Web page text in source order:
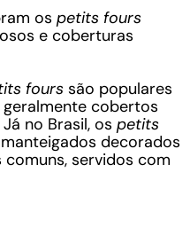
os petits fours
e coberturas
fours são populares
cobertos
no Brasil, os petits
decorados
servidos com